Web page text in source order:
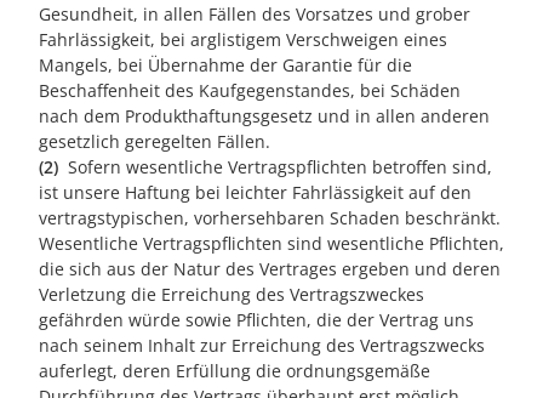
Gesundheit, in allen Fällen des Vorsatzes und grober
Fahrlässigkeit, bei arglistigem Verschweigen eines
Mangels, bei Übernahme der Garantie für die
Beschaffenheit des Kaufgegenstandes, bei Schäden
nach dem Produkthaftungsgesetz und in allen anderen
gesetzlich geregelten Fällen.
(2) Sofern wesentliche Vertragspflichten betroffen sind,
ist unsere Haftung bei leichter Fahrlässigkeit auf den
vertragstypischen, vorhersehbaren Schaden beschränkt.
Wesentliche Vertragspflichten sind wesentliche Pflichten,
die sich aus der Natur des Vertrages ergeben und deren
Verletzung die Erreichung des Vertragszweckes
gefährden würde sowie Pflichten, die der Vertrag uns
nach seinem Inhalt zur Erreichung des Vertragszwecks
auferlegt, deren Erfüllung die ordnungsgemäße